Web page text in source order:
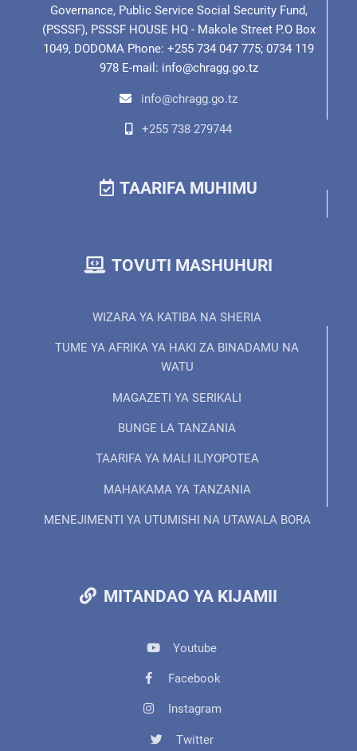
Governance, Public Service Social Security Fund,
(PSSSF), PSSSF HOUSE HQ - Makole Street P.O Box
1049, DODOMA Phone: +255 734 047 775; 0734 119
978 E-mail: info@chragg.go.tz
info@chragg.go.tz
+255 738 279744
TAARIFA MUHIMU
TOVUTI MASHUHURI
WIZARA YA KATIBA NA SHERIA
TUME YA AFRIKA YA HAKI ZA BINADAMU NA
WATU
MAGAZETI YA SERIKALI
BUNGE LA TANZANIA
TAARIFA YA MALI ILIYOPOTEA
MAHAKAMA YA TANZANIA
MENEJIMENTI YA UTUMISHI NA UTAWALA BORA
MITANDAO YA KIJAMII
Youtube
Facebook
Instagram
Twitter